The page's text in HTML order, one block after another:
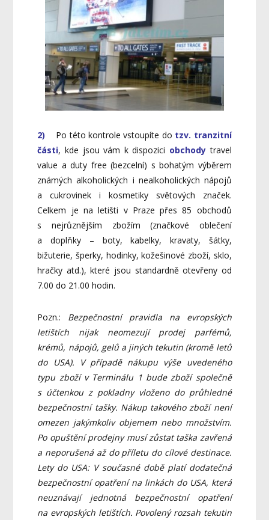
2) Po této kontrole vstoupíte do tzv. tranzitní
části, kde jsou vám k dispozici obchody travel
value a duty free (bezcelní) s bohatým výběrem
známých alkoholických i nealkoholických nápojů
a cukrovinek i kosmetiky světových značek.
Celkem je na letišti v Praze přes 85 obchodů
s nejrůznějším zbožím (značkové oblečení
a doplňky – boty, kabelky, kravaty, šátky,
bižuterie, šperky, hodinky, kožešinové zboží, sklo,
hračky atd.), které jsou standardně otevřeny od
7.00 do 21.00 hodin.
Pozn.: Bezpečnostní pravidla na evropských
letištích nijak neomezují prodej parfémů,
krémů, nápojů, gelů a jiných tekutin (kromě letů
do USA). V případě nákupu výše uvedeného
typu zboží v Terminálu 1 bude zboží společně
s účtenkou z pokladny vloženo do průhledné
bezpečnostní tašky. Nákup takového zboží není
omezen jakýmkoliv objemem nebo množstvím.
Po opuštění prodejny musí zůstat taška zavřená
a neporušená až do příletu do cílové destinace.
Lety do USA: V současné době platí dodatečná
bezpečnostní opatření na linkách do USA, která
neuznávají jednotná bezpečnostní opatření
na evropských letištích. Povolený rozsah tekutin